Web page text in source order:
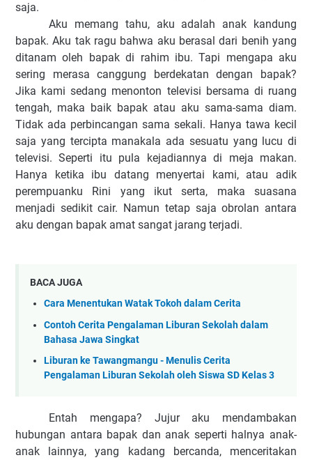
saja.
Aku memang tahu, aku adalah anak kandung
bapak. Aku tak ragu bahwa aku berasal dari benih yang
ditanam oleh bapak di rahim ibu. Tapi mengapa aku
sering merasa canggung berdekatan dengan bapak?
Jika kami sedang menonton televisi bersama di ruang
tengah, maka baik bapak atau aku sama-sama diam.
Tidak ada perbincangan sama sekali. Hanya tawa kecil
saja yang tercipta manakala ada sesuatu yang lucu di
televisi. Seperti itu pula kejadiannya di meja makan.
Hanya ketika ibu datang menyertai kami, atau adik
perempuanku Rini yang ikut serta, maka suasana
menjadi sedikit cair. Namun tetap saja obrolan antara
aku dengan bapak amat sangat jarang terjadi.
BACA JUGA
Cara Menentukan Watak Tokoh dalam Cerita
Contoh Cerita Pengalaman Liburan Sekolah dalam
Bahasa Jawa Singkat
Liburan ke Tawangmangu - Menulis Cerita
Pengalaman Liburan Sekolah oleh Siswa SD Kelas 3
Entah mengapa? Jujur aku mendambakan
hubungan antara bapak dan anak seperti halnya anak-
anak lainnya, yang kadang bercanda, menceritakan